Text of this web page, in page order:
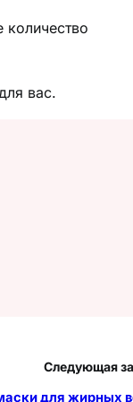
вас.
Следующая
для жирных